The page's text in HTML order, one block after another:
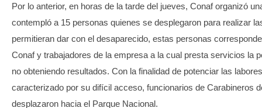
Por lo anterior, en horas de la tarde del jueves, Conaf organizó
contempló a 15 personas quienes se desplegaron para realizar
permitieran dar con el desaparecido, estas personas
Conaf y trabajadores de la empresa a la cual presta servicios la
no obteniendo resultados. Con la finalidad de potenciar las
caracterizado por su difícil acceso, funcionarios de Carabineros
desplazaron hacia el Parque Nacional.